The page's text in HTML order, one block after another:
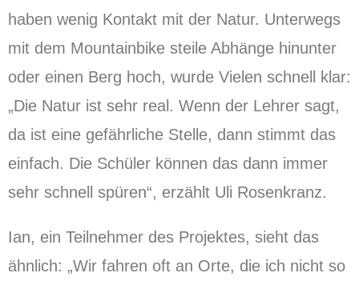
haben wenig Kontakt mit der Natur. Unterwegs
mit dem Mountainbike steile Abhänge hinunter
oder einen Berg hoch, wurde Vielen schnell klar:
„Die Natur ist sehr real. Wenn der Lehrer sagt,
da ist eine gefährliche Stelle, dann stimmt das
einfach. Die Schüler können das dann immer
sehr schnell spüren“, erzählt Uli Rosenkranz.
Ian, ein Teilnehmer des Projektes, sieht das
ähnlich: „Wir fahren oft an Orte, die ich nicht so